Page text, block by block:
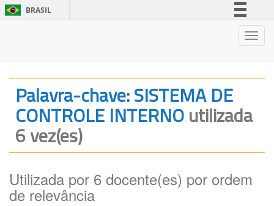
BRASIL
Legislação
Canais
Palavra-chave: SISTEMA DE
CONTROLE INTERNOutilizada
6 vez(es)
Utilizada por 6 docente(es) por ordem
de relevância